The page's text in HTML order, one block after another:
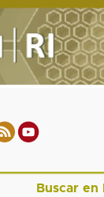
Buscar en